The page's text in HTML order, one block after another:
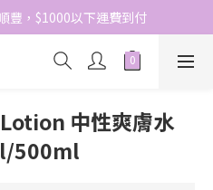
優惠價於結帳時自動扣減
豐，$1000以下運費到付
優惠價於結帳時自動扣減
中性爽膚水
500ml